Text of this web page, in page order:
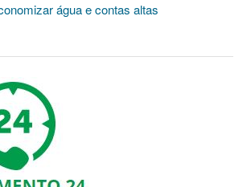
água e contas altas